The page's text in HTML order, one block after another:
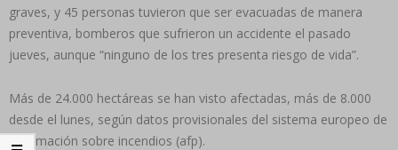
graves, y 45 personas tuvieron que ser evacuadas de manera
preventiva, bomberos que sufrieron un accidente el pasado
jueves, aunque “ninguno de los tres presenta riesgo de vida”.
Más de 24.000 hectáreas se han visto afectadas, más de 8.000
desde el lunes, según datos provisionales del sistema europeo de
información sobre incendios (afp).